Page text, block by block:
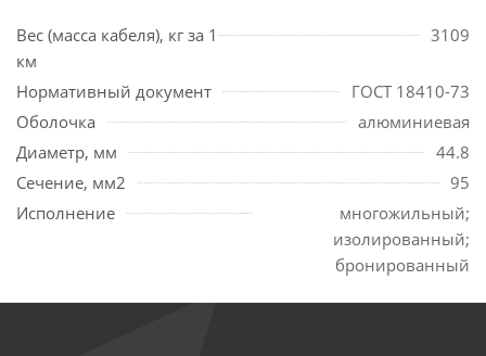
Вес (масса кабеля), кг за 1
км
3109
Нормативный документ
ГОСТ 18410-73
Оболочка
алюминиевая
Диаметр, мм
44.8
Сечение, мм2
95
Исполнение
многожильный;
изолированный;
бронированный